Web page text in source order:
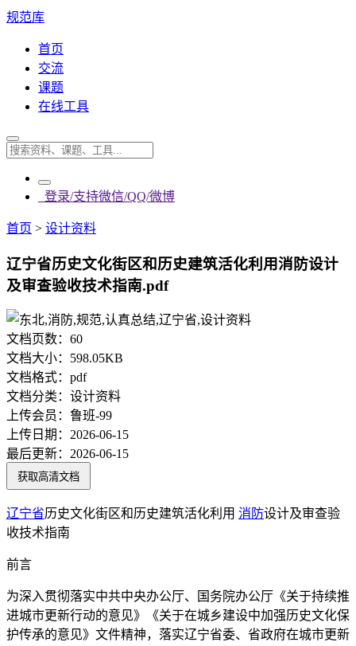
规范库
首页
交流
课题
在线工具
登录/支持微信/QQ/微博
首页 > 设计资料
辽宁省历史文化街区和历史建筑活化利用消防设计
及审查验收技术指南.pdf
文档页数： 60
文档大小： 598.05KB
文档格式： pdf
文档分类： 设计资料
上传会员： 鲁班-99
上传日期： 2026-06-15
最后更新： 2026-06-15
获取高清文档
辽宁省历史文化街区和历史建筑活化利用 消防设计及审查验
收技术指南
前言
为深入贯彻落实中共中央办公厅、国务院办公厅《关于持续推
进城市更新行动的意见》《关于在城乡建设中加强历史文化保
护传承的意见》文件精神，落实辽宁省委、省政府在城市更新